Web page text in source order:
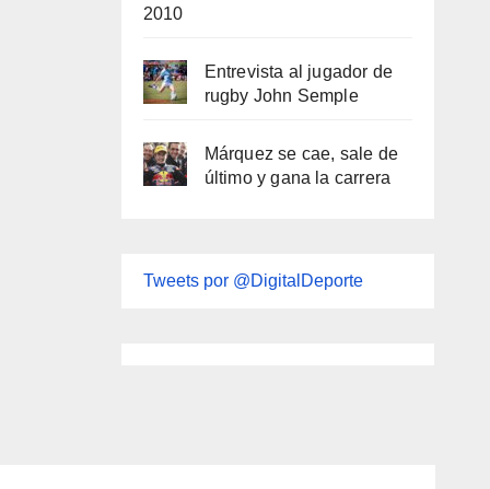
2010
Entrevista al jugador de
rugby John Semple
Márquez se cae, sale de
último y gana la carrera
Tweets por @DigitalDeporte